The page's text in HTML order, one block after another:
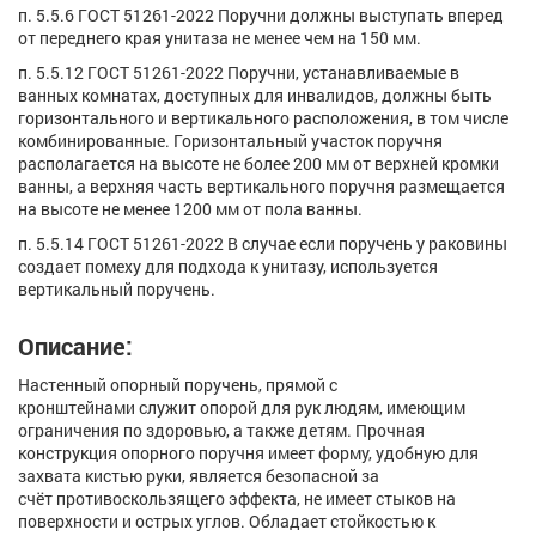
п. 5.5.6 ГОСТ 51261-2022 Поручни должны выступать вперед
от переднего края унитаза не менее чем на 150 мм.
п. 5.5.12 ГОСТ 51261-2022 Поручни, устанавливаемые в
ванных комнатах, доступных для инвалидов, должны быть
горизонтального и вертикального расположения, в том числе
комбинированные. Горизонтальный участок поручня
располагается на высоте не более 200 мм от верхней кромки
ванны, а верхняя часть вертикального поручня размещается
на высоте не менее 1200 мм от пола ванны.
п. 5.5.14 ГОСТ 51261-2022 В случае если поручень у раковины
создает помеху для подхода к унитазу, используется
вертикальный поручень.
Описание:
Настенный опорный поручень, прямой с
кронштейнами служит опорой для рук людям, имеющим
ограничения по здоровью, а также детям. Прочная
конструкция опорного поручня имеет форму, удобную для
захвата кистью руки, является безопасной за
счёт противоскользящего эффекта, не имеет стыков на
поверхности и острых углов. Обладает стойкостью к